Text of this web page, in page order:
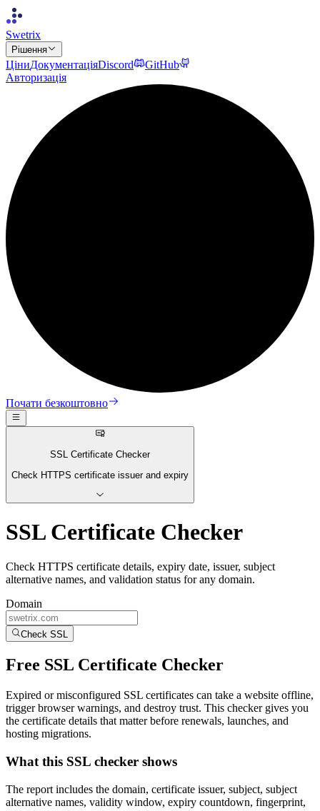
Swetrix
Рішення
ЦіниДокументаціяDiscord
GitHub
Авторизація
Почати безкоштовно
SSL Certificate Checker
Check HTTPS certificate issuer and expiry
SSL Certificate Checker
Check HTTPS certificate details, expiry date, issuer, subject
alternative names, and validation status for any domain.
Domain
Check SSL
Free SSL Certificate Checker
Expired or misconfigured SSL certificates can take a website offline,
trigger browser warnings, and destroy trust. This checker gives you
the certificate details that matter before renewals, launches, and
hosting migrations.
What this SSL checker shows
The report includes the domain, certificate issuer, subject, subject
alternative names, validity window, expiry countdown, fingerprint,